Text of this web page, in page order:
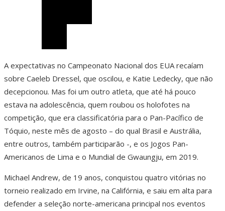
A expectativas no Campeonato Nacional dos EUA recaíam
sobre Caeleb Dressel, que oscilou, e Katie Ledecky, que não
decepcionou. Mas foi um outro atleta, que até há pouco
estava na adolescência, quem roubou os holofotes na
competição, que era classificatória para o Pan-Pacífico de
Tóquio, neste mês de agosto – do qual Brasil e Austrália,
entre outros, também participarão -, e os Jogos Pan-
Americanos de Lima e o Mundial de Gwaungju, em 2019.
Michael Andrew, de 19 anos, conquistou quatro vitórias no
torneio realizado em Irvine, na Califórnia, e saiu em alta para
defender a seleção norte-americana principal nos eventos